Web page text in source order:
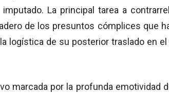
La principal tarea a
de los presuntos cómplices que
logística de su posterior traslado en
marcada por la profunda emotividad